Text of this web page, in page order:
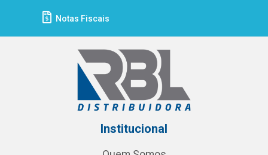
Notas Fiscais
Institucional